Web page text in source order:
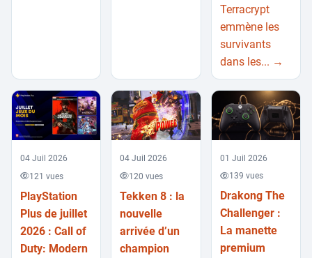
Terracrypt
emmène les
survivants
dans les... →
04 Juil 2026
121 vues
PlayStation
Plus de juillet
2026 : Call of
Duty: Modern
04 Juil 2026
120 vues
Tekken 8 : la
nouvelle
arrivée d’un
champion
01 Juil 2026
139 vues
Drakong The
Challenger :
La manette
premium